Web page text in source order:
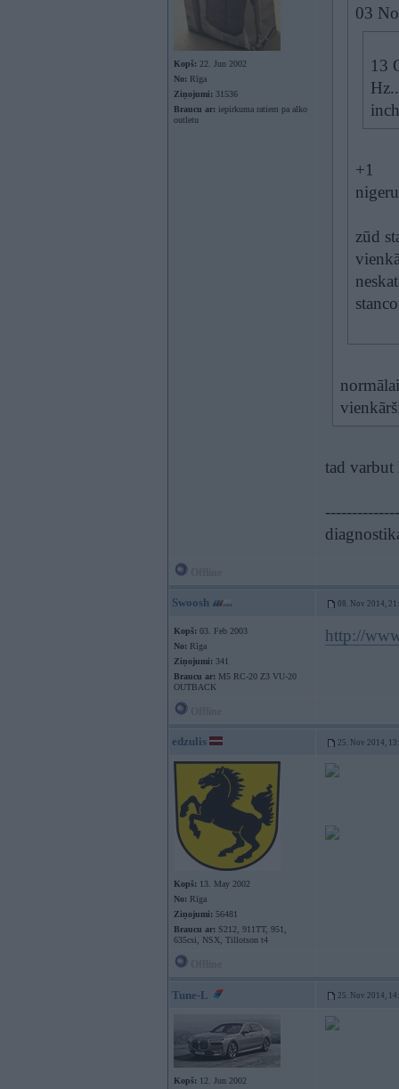
Kopš: 22. Jun 2002
No: Rīga
Ziņojumi: 31536
Braucu ar: iepirkuma ratiem pa alko
outletu
03
13
+1
zūd
tad
Swoosh 08. Nov 2014,
Kopš: 03. Feb 2003
No: Rīga
Ziņojumi: 341
Braucu ar: M5 RC-20 Z3 VU-20
OUTBACK
http://
edzulis 25. Nov 2014,
Kopš: 13. May 2002
No: Rīga
Ziņojumi: 56481
Braucu ar: S212, 911TT, 951,
635csi, NSX, Tillotson t4
Tune-L 25. Nov 2014,
Kopš: 12. Jun 2002